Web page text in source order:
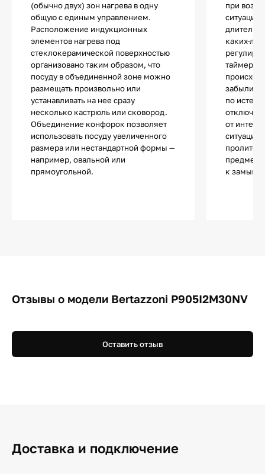
(обычно двух) зон нагрева в одну
общую с единым управлением.
Расположение индукционных
элементов нагрева под
стеклокерамической поверхностью
организовано таким образом, что
посуду в объединенной зоне можно
размещать произвольно или
устанавливать на нее сразу
несколько кастрюль или сковород.
Объединение конфорок позволяет
использовать посуду увеличенного
размера или нестандартной формы —
например, овальной или
прямоугольной.
при
каких-
таймера
забыли
по
от
ситуация
пролитой
к
Отзывы о модели Bertazzoni P905I2M30NV
Оставить отзыв
Доставка и подключение